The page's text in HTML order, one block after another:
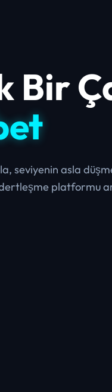
Bir
seviyenin asla
platformu